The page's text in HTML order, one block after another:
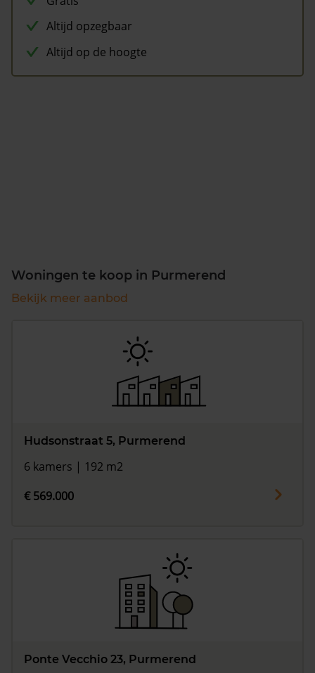
Altijd opzegbaar
Altijd op de hoogte
Woningen te koop in Purmerend
Bekijk meer aanbod
Hudsonstraat 5, Purmerend
6 kamers | 192 m2
€ 569.000
Ponte Vecchio 23, Purmerend